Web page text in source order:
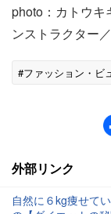
photo：カトウ
ンストラクター
#ファッション・ビ
外部リンク
自然に６kg痩せて